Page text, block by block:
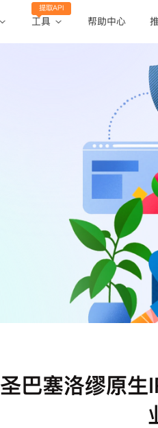
工具
提取API
帮助中心
圣巴塞洛缪原生